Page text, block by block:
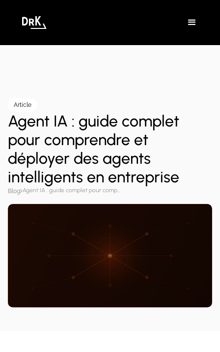
Article
Agent IA : guide complet
pour comprendre et
déployer des agents
intelligents en entreprise
Blog Agent IA : guide complet pour comprendre et déployer des agents intelligents en entreprise